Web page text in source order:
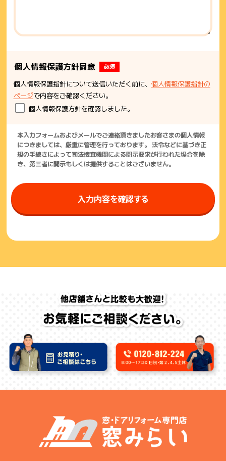
個人情報保護方針同意 必須
個人情報保護指針について送信いただく前に、個人情報保護指針の
ページで内容をご確認ください。
個人情報保護方針を確認しました。
本入力フォームおよびメールでご連絡頂きましたお客さまの個人情報
につきましては、厳重に管理を行っております。 法令などに基づき正
規の手続きによって司法捜査機関による開示要求が行われた場合を除
き、第三者に開示もしくは提供することはございません。